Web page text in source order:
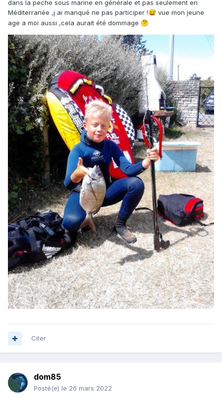
dans la peche sous marine en générale et pas seulement en
Méditerranée ,j ai manqué ne pas participer !😅 vue mon jeune
age a moi aussi ,cela aurait été dommage 🤔
Citer
dom85
Posté(e) le 26 mars 2022